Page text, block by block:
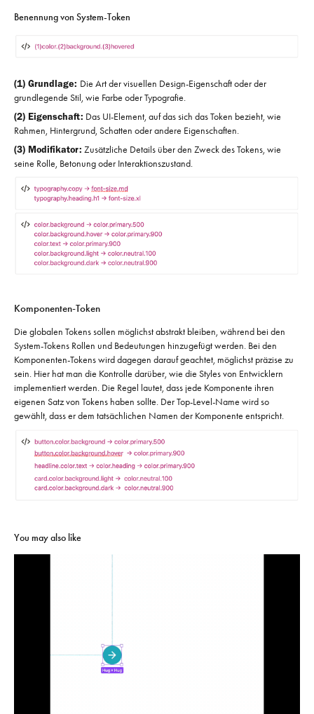
Benennung von System-Token
(1) Grundlage: Die Art der visuellen Design-Eigenschaft oder der
grundlegende Stil, wie Farbe oder Typografie.
(2) Eigenschaft: Das UI-Element, auf das sich das Token bezieht, wie
Rahmen, Hintergrund, Schatten oder andere Eigenschaften.
(3) Modifikator: Zusätzliche Details über den Zweck des Tokens, wie
seine Rolle, Betonung oder Interaktionszustand.
Komponenten-Token
Die globalen Tokens sollen möglichst abstrakt bleiben, während bei den
System-Tokens Rollen und Bedeutungen hinzugefügt werden. Bei den
Komponenten-Tokens wird dagegen darauf geachtet, möglichst präzise zu
sein. Hier hat man die Kontrolle darüber, wie die Styles von Entwicklern
implementiert werden. Die Regel lautet, dass jede Komponente ihren
eigenen Satz von Tokens haben sollte. Der Top-Level-Name wird so
gewählt, dass er dem tatsächlichen Namen der Komponente entspricht.
You may also like